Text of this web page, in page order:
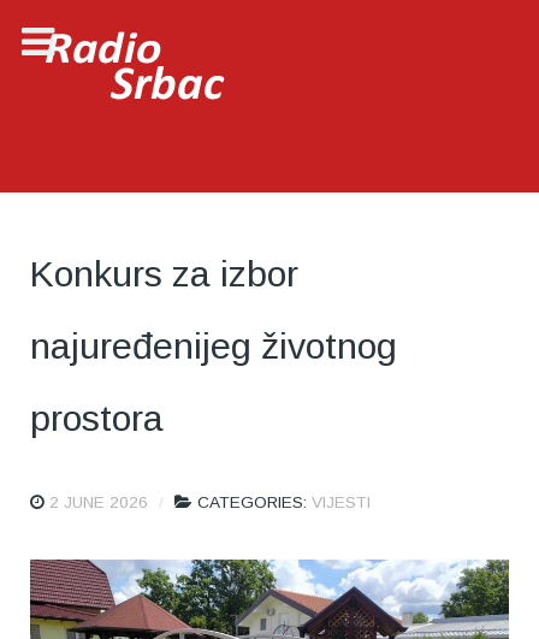
Konkurs za izbor
najuređenijeg životnog
prostora
2 JUNE 2026 CATEGORIES: VIJESTI